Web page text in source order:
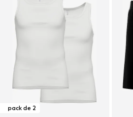
pack de 2